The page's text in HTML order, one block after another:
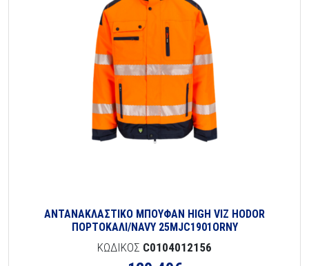
ΑΝΤΑΝΑΚΛΑΣΤΙΚΟ ΜΠΟΥΦΑΝ HIGH VIZ HODOR
ΠΟΡΤΟΚΑΛΙ/NAVY 25MJC1901ORNY
ΚΩΔΙΚΟΣ C0104012156